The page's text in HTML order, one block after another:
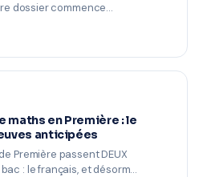
dossier commence…
maths en Première : le
anticipées
Première passent DEUX
: le français, et désorm…